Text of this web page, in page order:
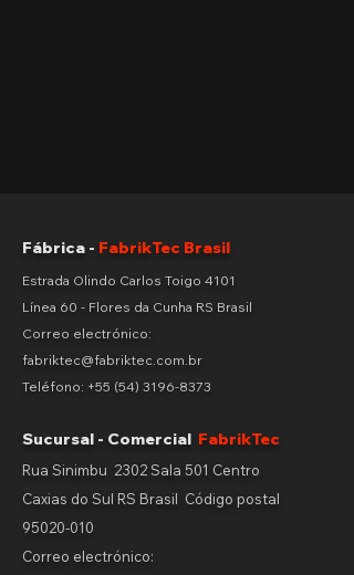
Fábrica - FabrikTec Brasil
Estrada Olindo Carlos Toigo 4101
Línea 60 - Flores da Cunha RS Brasil
Correo electrónico:
fabriktec@fabriktec.com.br
Teléfono: +55 (54) 3196-8373
Sucursal - Comercial FabrikTec
Rua Sinimbu 2302 Sala 501 Centro
Caxias do Sul RS Brasil Código postal
95020-010
Correo electrónico: